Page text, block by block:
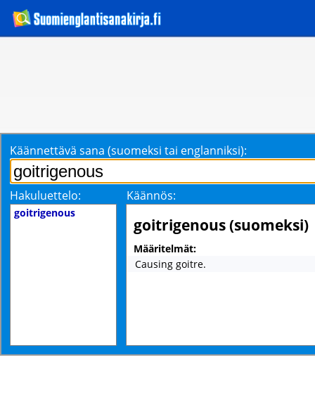
Käännettävä sana (suomeksi tai englanniksi):
Hakuluettelo: Käännös:
goitrigenous
goitrigenous (suomeksi)
Määritelmät:
Causing goitre.